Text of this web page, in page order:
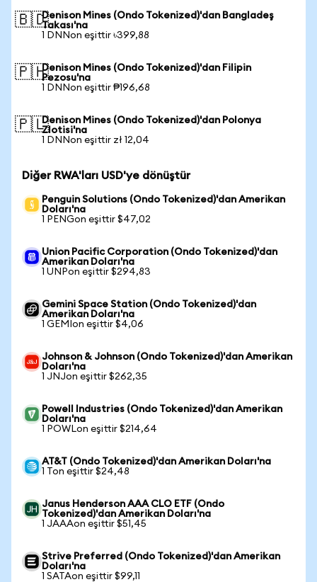
🇧🇩Denison Mines (Ondo Tokenized)'dan Bangladeş
Takası'na
1 DNNon eşittir ৳399,88
🇵🇭Denison Mines (Ondo Tokenized)'dan Filipin
Pezosu'na
1 DNNon eşittir ₱196,68
🇵🇱Denison Mines (Ondo Tokenized)'dan Polonya
Zlotisi'na
1 DNNon eşittir zł 12,04
Diğer RWA'ları USD'ye dönüştür
Penguin Solutions (Ondo Tokenized)'dan Amerikan
Doları'na
1 PENGon eşittir $47,02
Union Pacific Corporation (Ondo Tokenized)'dan
Amerikan Doları'na
1 UNPon eşittir $294,83
Gemini Space Station (Ondo Tokenized)'dan
Amerikan Doları'na
1 GEMIon eşittir $4,06
Johnson & Johnson (Ondo Tokenized)'dan Amerikan
Doları'na
1 JNJon eşittir $262,35
Powell Industries (Ondo Tokenized)'dan Amerikan
Doları'na
1 POWLon eşittir $214,64
AT&T (Ondo Tokenized)'dan Amerikan Doları'na
1 Ton eşittir $24,48
Janus Henderson AAA CLO ETF (Ondo
Tokenized)'dan Amerikan Doları'na
1 JAAAon eşittir $51,45
Strive Preferred (Ondo Tokenized)'dan Amerikan
Doları'na
1 SATAon eşittir $99,11